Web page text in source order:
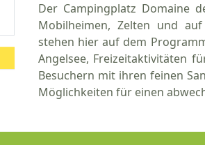
Der Campingplatz Domaine
Mobilheimen, Zelten und
stehen hier auf dem
Angelsee, Freizeitaktivitäten
Besuchern mit ihren feinen
Möglichkeiten für einen